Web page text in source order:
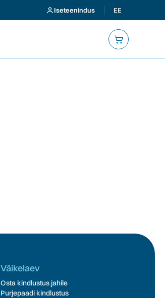
Iseteenindus EE
Väikelaev
Osta kindlustus jahile
Purjepaadi kindlustus